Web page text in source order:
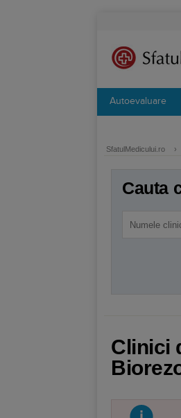
Autoevaluare
SfatulMedicului.ro ›
Cauta
Clinici